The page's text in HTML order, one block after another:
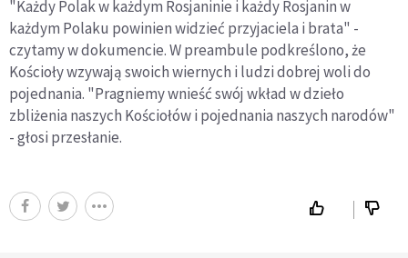
"Każdy Polak w każdym Rosjaninie i każdy Rosjanin w
każdym Polaku powinien widzieć przyjaciela i brata" -
czytamy w dokumencie. W preambule podkreślono, że
Kościoły wzywają swoich wiernych i ludzi dobrej woli do
pojednania. "Pragniemy wnieść swój wkład w dzieło
zbliżenia naszych Kościołów i pojednania naszych narodów"
- głosi przesłanie.